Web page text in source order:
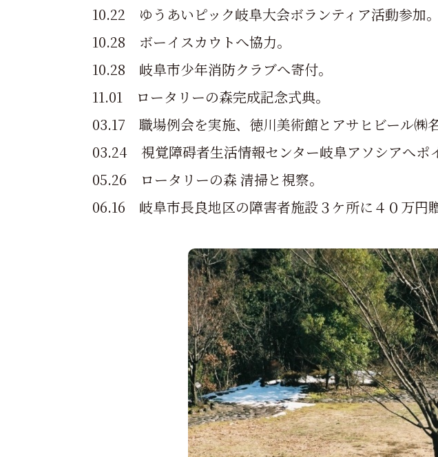
10.22 ゆうあいピック岐阜大会ボランティア活動参加。
10.28 ボーイスカウトへ協力。
10.28 岐阜市少年消防クラブへ寄付。
11.01 ロータリーの森完成記念式典。
03.17 職場例会を実施、徳川美術館とアサヒビール㈱
03.24 視覚障碍者生活情報センター岐阜アソシアへポ
05.26 ロータリーの森 清掃と視察。
06.16 岐阜市長良地区の障害者施設３ケ所に４０万円